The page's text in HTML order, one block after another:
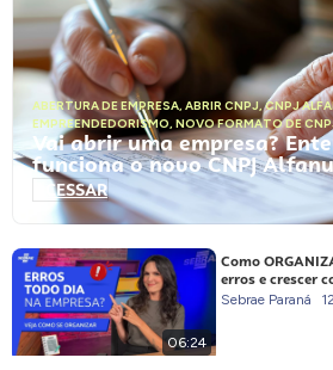
ABERTURA DE EMPRESA, ABRIR CNPJ,CNPJ
EMPREENDEDORISMO, NOVO FORMATO DE
Vai abrir uma empresa?
funciona o novo CNPJ
ACESSAR
06:24
Como
erros e crescer
Sebrae Paraná